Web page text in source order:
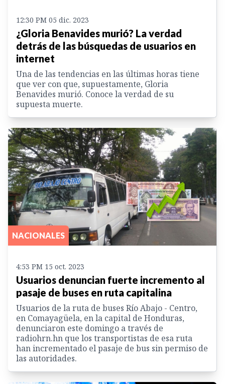
12:30 PM 05 dic. 2023
¿Gloria Benavides murió? La verdad
detrás de las búsquedas de usuarios en
internet
Una de las tendencias en las últimas horas tiene
que ver con que, supuestamente, Gloria
Benavides murió. Conoce la verdad de su
supuesta muerte.
NACIONALES
4:53 PM 15 oct. 2023
Usuarios denuncian fuerte incremento al
pasaje de buses en ruta capitalina
Usuarios de la ruta de buses Río Abajo - Centro,
en Comayagüela, en la capital de Honduras,
denunciaron este domingo a través de
radiohrn.hn que los transportistas de esa ruta
han incrementado el pasaje de bus sin permiso de
las autoridades.